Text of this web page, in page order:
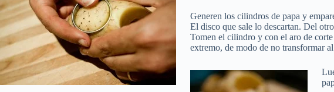
Generen los cilindros de papa y
El disco que sale lo descartan. Del
Tomen el cilindro y con el aro de
extremo, de modo de no transformar